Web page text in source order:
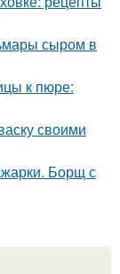
сыром в
к пюре:
своими
Борщ с